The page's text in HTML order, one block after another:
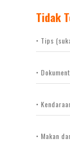
Tidak
• Tips
•
•
• Makan